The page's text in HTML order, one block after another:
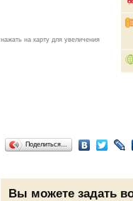
нажать на карту для увеличения
Поделиться…
Вы можете задать